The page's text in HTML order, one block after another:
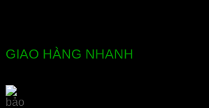
GIAO HÀNG NHANH